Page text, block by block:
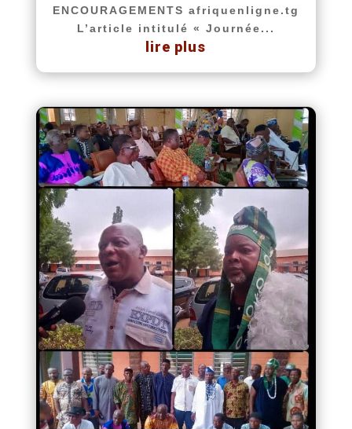
ENCOURAGEMENTS afriquenligne.tg
L’article intitulé « Journée...
lire plus